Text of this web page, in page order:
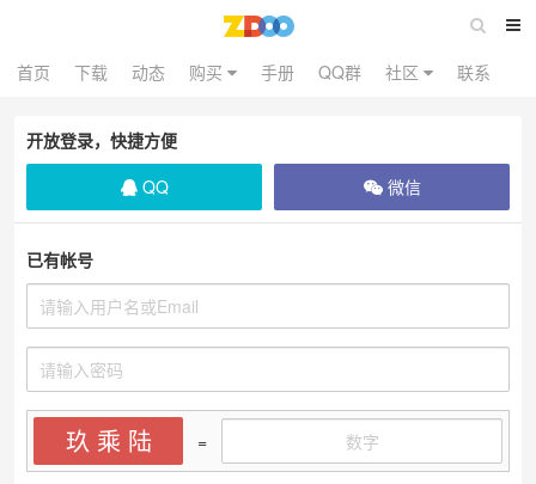
首页 下载 动态 购买 手册 QQ群 社区 联系
开放登录，快捷方便
QQ
微信
已有帐号
玖 乘 陆 =